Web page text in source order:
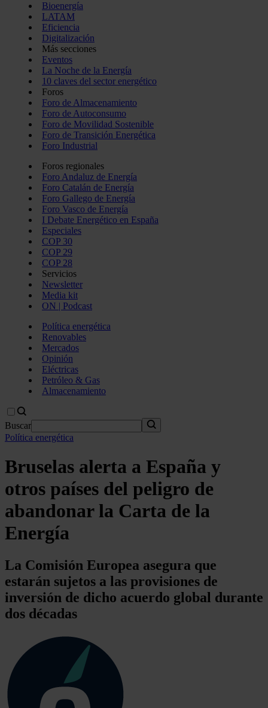
Bioenergía
LATAM
Eficiencia
Digitalización
Más secciones
Eventos
La Noche de la Energía
10 claves del sector energético
Foros
Foro de Almacenamiento
Foro de Autoconsumo
Foro de Movilidad Sostenible
Foro de Transición Energética
Foro Industrial
Foros regionales
Foro Andaluz de Energía
Foro Catalán de Energía
Foro Gallego de Energía
Foro Vasco de Energía
I Debate Energético en España
Especiales
COP 30
COP 29
COP 28
Servicios
Newsletter
Media kit
ON | Podcast
Política energética
Renovables
Mercados
Opinión
Eléctricas
Petróleo & Gas
Almacenamiento
Buscar
Política energética
Bruselas alerta a España y
otros países del peligro de
abandonar la Carta de la
Energía
La Comisión Europea asegura que
estarán sujetos a las provisiones de
inversión de dicho acuerdo global durante
dos décadas